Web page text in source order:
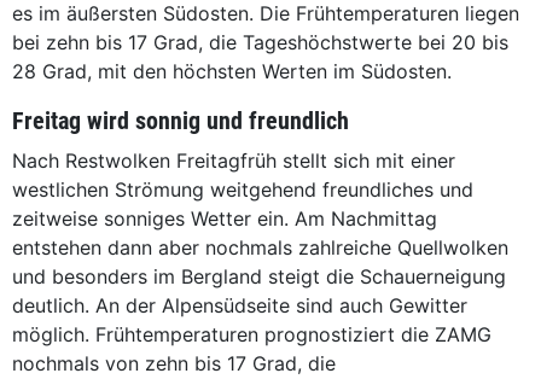
es im äußersten Südosten. Die Frühtemperaturen liegen
bei zehn bis 17 Grad, die Tageshöchstwerte bei 20 bis
28 Grad, mit den höchsten Werten im Südosten.
Freitag wird sonnig und freundlich
Nach Restwolken Freitagfrüh stellt sich mit einer
westlichen Strömung weitgehend freundliches und
zeitweise sonniges Wetter ein. Am Nachmittag
entstehen dann aber nochmals zahlreiche Quellwolken
und besonders im Bergland steigt die Schauerneigung
deutlich. An der Alpensüdseite sind auch Gewitter
möglich. Frühtemperaturen prognostiziert die ZAMG
nochmals von zehn bis 17 Grad, die